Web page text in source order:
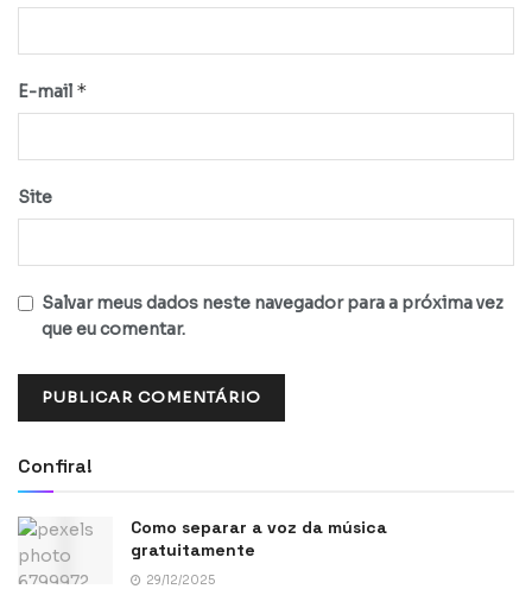
E-mail *
Site
Salvar meus dados neste navegador para a próxima vez
que eu comentar.
Confira!
Como separar a voz da música
gratuitamente
29/12/2025